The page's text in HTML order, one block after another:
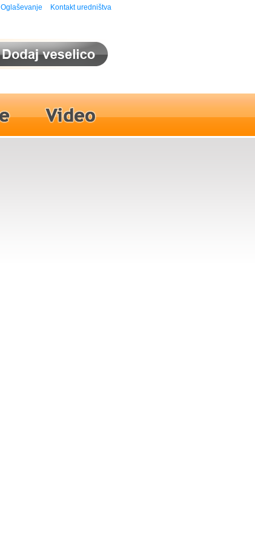
Oglaševanje Kontakt uredništva